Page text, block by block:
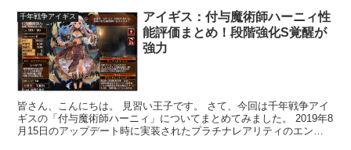
千年戦争アイギス
アイギス：付与魔術師ハーニィ性
能評価まとめ！段階強化S覚醒が
強力
皆さん、こんにちは。 見習い王子です。 さて、今回は千年戦争アイ
ギスの「付与魔術師ハーニィ」についてまとめてみました。 2019年8
月15日のアップデート時に実装されたプラチナレアリティのエンチ